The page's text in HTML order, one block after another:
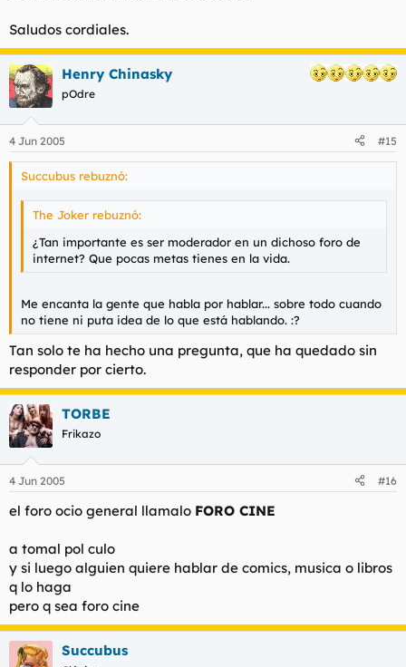
Saludos cordiales.
Henry Chinasky
pOdre
4 Jun 2005 #15
Succubus rebuznó:
The Joker rebuznó:
¿Tan importante es ser moderador en un dichoso foro de
internet? Que pocas metas tienes en la vida.
Me encanta la gente que habla por hablar... sobre todo cuando
no tiene ni puta idea de lo que está hablando. :?
Tan solo te ha hecho una pregunta, que ha quedado sin
responder por cierto.
TORBE
Frikazo
4 Jun 2005 #16
el foro ocio general llamalo FORO CINE
a tomal pol culo
y si luego alguien quiere hablar de comics, musica o libros
q lo haga
pero q sea foro cine
Succubus